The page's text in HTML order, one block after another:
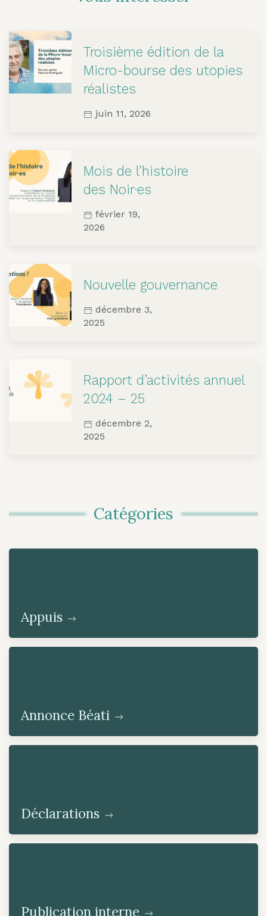
Troisième édition de la
Micro-bourse des utopies
réalistes
juin 11, 2026
Mois de l’histoire
des Noir·es
février 19,
2026
Nouvelle gouvernance
décembre 3,
2025
Rapport d’activités annuel
2024 – 25
décembre 2,
2025
Catégories
Appuis
Annonce Béati
Déclarations
Publication interne